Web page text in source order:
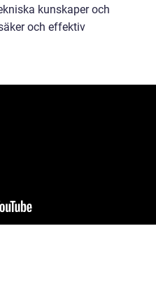
kunskaper och
och effektiv